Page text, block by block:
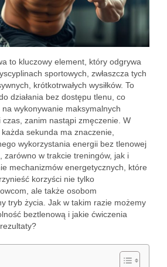
to kluczowy element, który odgrywa
sportowych, zwłaszcza tych
krótkotrwałych wysiłków. To
działania bez dostępu tlenu, co
wykonywanie maksymalnych
zanim nastąpi zmęczenie. W
sekunda ma znaczenie,
wykorzystania energii bez tlenowej
zarówno w trakcie treningów, jak i
mechanizmów energetycznych, które
korzyści nie tylko
ale także osobom
tryb życia. Jak w takim razie możemy
beztlenową i jakie ćwiczenia